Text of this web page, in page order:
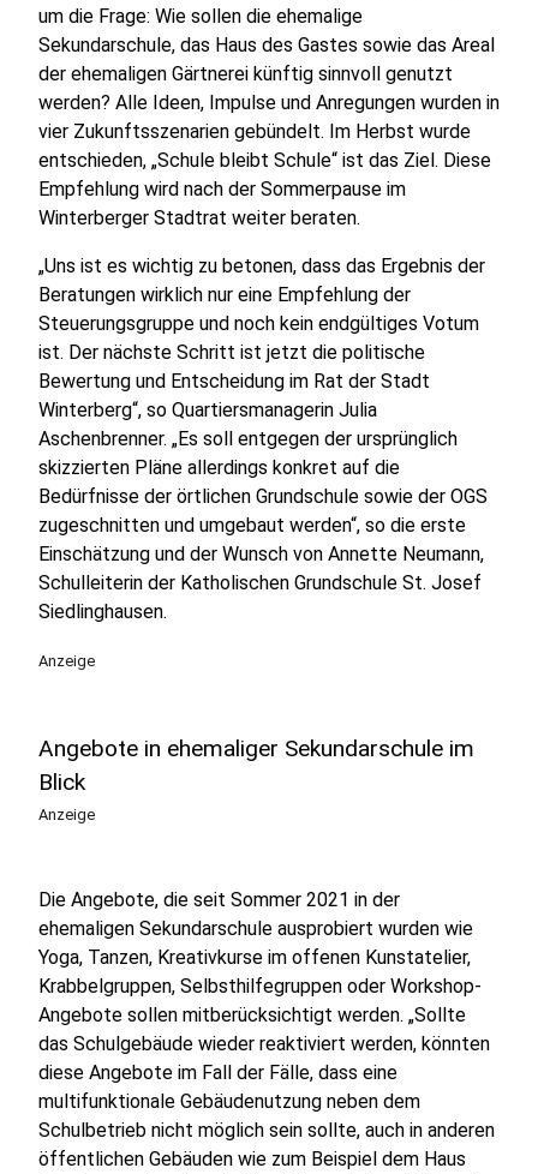
um die Frage: Wie sollen die ehemalige
Sekundarschule, das Haus des Gastes sowie das Areal
der ehemaligen Gärtnerei künftig sinnvoll genutzt
werden? Alle Ideen, Impulse und Anregungen wurden in
vier Zukunftsszenarien gebündelt. Im Herbst wurde
entschieden, „Schule bleibt Schule“ ist das Ziel. Diese
Empfehlung wird nach der Sommerpause im
Winterberger Stadtrat weiter beraten.
„Uns ist es wichtig zu betonen, dass das Ergebnis der
Beratungen wirklich nur eine Empfehlung der
Steuerungsgruppe und noch kein endgültiges Votum
ist. Der nächste Schritt ist jetzt die politische
Bewertung und Entscheidung im Rat der Stadt
Winterberg“, so Quartiersmanagerin Julia
Aschenbrenner. „Es soll entgegen der ursprünglich
skizzierten Pläne allerdings konkret auf die
Bedürfnisse der örtlichen Grundschule sowie der OGS
zugeschnitten und umgebaut werden“, so die erste
Einschätzung und der Wunsch von Annette Neumann,
Schulleiterin der Katholischen Grundschule St. Josef
Siedlinghausen.
Anzeige
Angebote in ehemaliger Sekundarschule im
Blick
Anzeige
Die Angebote, die seit Sommer 2021 in der
ehemaligen Sekundarschule ausprobiert wurden wie
Yoga, Tanzen, Kreativkurse im offenen Kunstatelier,
Krabbelgruppen, Selbsthilfegruppen oder Workshop-
Angebote sollen mitberücksichtigt werden. „Sollte
das Schulgebäude wieder reaktiviert werden, könnten
diese Angebote im Fall der Fälle, dass eine
multifunktionale Gebäudenutzung neben dem
Schulbetrieb nicht möglich sein sollte, auch in anderen
öffentlichen Gebäuden wie zum Beispiel dem Haus